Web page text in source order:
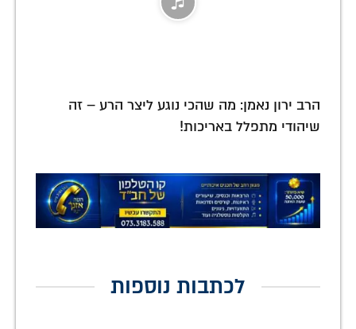
הרב ירון נאמן: מה שהכי נוגע ליצר הרע – זה
שיהודי מתפלל באריכות!
לכתבות נוספות